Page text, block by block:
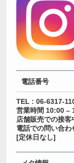
電話番号
TEL : 06-6317-
営業時間 10:00 –
店舗販売での接客
電話での問い合わ
[定休日なし]